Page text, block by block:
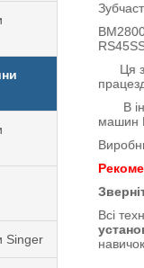
Singer
Ця
В
машин
Всі